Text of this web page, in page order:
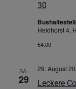
30
Heidhorst 4,
€4.00
SA.
29
Leckere
29. August